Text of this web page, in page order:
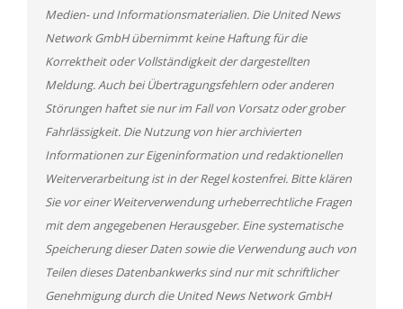
Medien- und Informationsmaterialien. Die United News
Network GmbH übernimmt keine Haftung für die
Korrektheit oder Vollständigkeit der dargestellten
Meldung. Auch bei Übertragungsfehlern oder anderen
Störungen haftet sie nur im Fall von Vorsatz oder grober
Fahrlässigkeit. Die Nutzung von hier archivierten
Informationen zur Eigeninformation und redaktionellen
Weiterverarbeitung ist in der Regel kostenfrei. Bitte klären
Sie vor einer Weiterverwendung urheberrechtliche Fragen
mit dem angegebenen Herausgeber. Eine systematische
Speicherung dieser Daten sowie die Verwendung auch von
Teilen dieses Datenbankwerks sind nur mit schriftlicher
Genehmigung durch die United News Network GmbH